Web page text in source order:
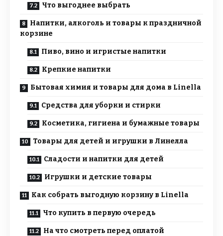
Что выгоднее выбрать
Напитки, алкоголь и товары к праздничной
корзине
Пиво, вино и игристые напитки
Крепкие напитки
Бытовая химия и товары для дома в Linella
Средства для уборки и стирки
Косметика, гигиена и бумажные товары
Товары для детей и игрушки в Линелла
Сладости и напитки для детей
Игрушки и детские товары
Как собрать выгодную корзину в Linella
Что купить в первую очередь
На что смотреть перед оплатой